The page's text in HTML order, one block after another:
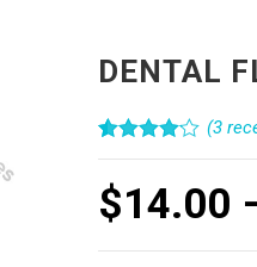
DENTAL
Valutato
su base
di
3
(3
$14.00